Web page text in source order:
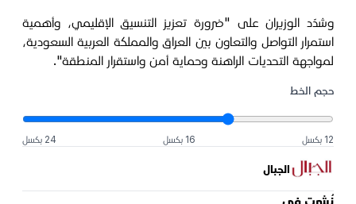
وشدّد الوزيران على "ضرورة تعزيز التنسيق الإقليمي، وأهمية
استمرار التواصل والتعاون بين العراق والمملكة العربية السعودية،
لمواجهة التحديات الراهنة وحماية أمن واستقرار المنطقة".
حجم الخط
12 بكسل 16 بكسل 24 بكسل
الجبال